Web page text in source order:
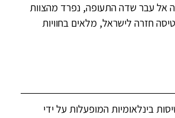
אל עבר שדה התעופה, נפרד מהצוות
חזרה לישראל, מלאים בחוויות
בינלאומיות המופעלות על ידי